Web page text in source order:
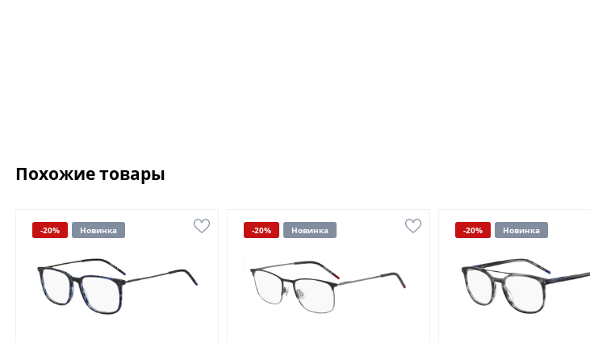
Похожие товары
-20% Новинка -20% Новинка -20% Новинка